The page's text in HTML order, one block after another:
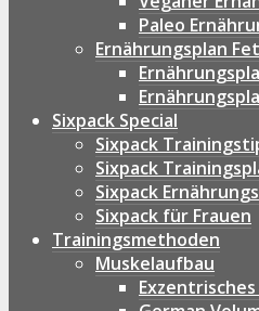
Paleo
Ernährungsplan
Sixpack Special
Sixpack
Sixpack
Sixpack
Sixpack für Frauen
Trainingsmethoden
Muskelaufbau